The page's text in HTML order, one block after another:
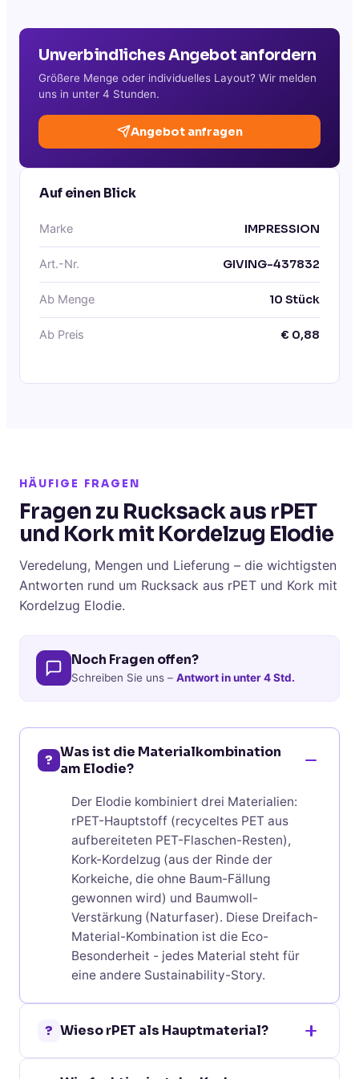
Unverbindliches Angebot anfordern
Größere Menge oder individuelles Layout? Wir melden
uns in unter 4 Stunden.
Angebot anfragen
Auf einen Blick
Marke IMPRESSION
Art.-Nr. GIVING-437832
Ab Menge 10 Stück
Ab Preis € 0,88
HÄUFIGE FRAGEN
Fragen zu Rucksack aus rPET
und Kork mit Kordelzug Elodie
Veredelung, Mengen und Lieferung – die wichtigsten
Antworten rund um Rucksack aus rPET und Kork mit
Kordelzug Elodie.
Noch Fragen offen?
Schreiben Sie uns – Antwort in unter 4 Std.
? Was ist die Materialkombination
am Elodie?
Der Elodie kombiniert drei Materialien:
rPET-Hauptstoff (recyceltes PET aus
aufbereiteten PET-Flaschen-Resten),
Kork-Kordelzug (aus der Rinde der
Korkeiche, die ohne Baum-Fällung
gewonnen wird) und Baumwoll-
Verstärkung (Naturfaser). Diese Dreifach-
Material-Kombination ist die Eco-
Besonderheit - jedes Material steht für
eine andere Sustainability-Story.
? Wieso rPET als Hauptmaterial?